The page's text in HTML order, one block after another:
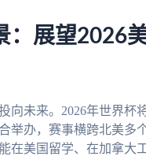
：展望2026
向未来。2026年世界杯
举办，赛事横跨北美多
在美国留学、在加拿大